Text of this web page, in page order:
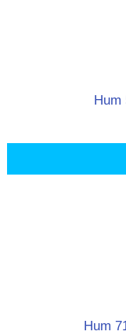
Hum
Hum